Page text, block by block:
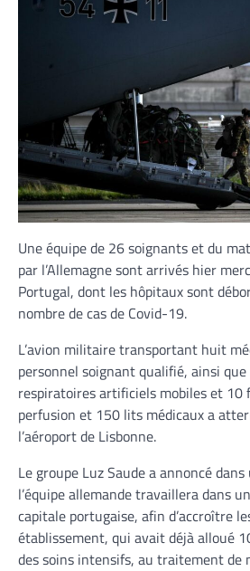
Une équipe de 26 soignants et du
par l’Allemagne sont arrivés hier
Portugal, dont les hôpitaux sont
nombre de cas de Covid-19.
L’avion militaire transportant huit
personnel soignant qualifié, ainsi
respiratoires artificiels mobiles et 10
perfusion et 150 lits médicaux a
l’aéroport de Lisbonne.
Le groupe Luz Saude a annoncé
l’équipe allemande travaillera dans
capitale portugaise, afin d’accroître
établissement, qui avait déjà alloué
des soins intensifs, au traitement de